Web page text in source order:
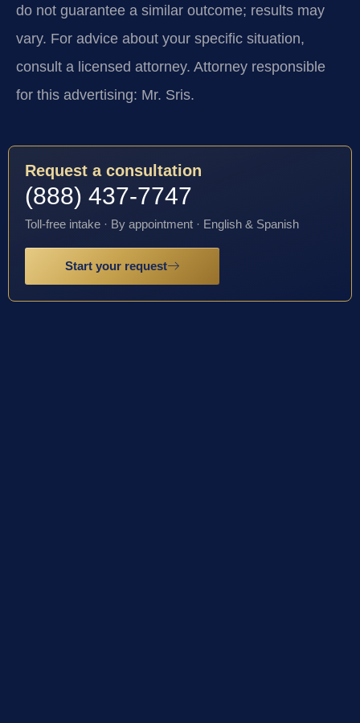
do not guarantee a similar outcome; results may
vary. For advice about your specific situation,
consult a licensed attorney. Attorney responsible
for this advertising: Mr. Sris.
Request a consultation
(888) 437-7747
Toll-free intake · By appointment · English & Spanish
Start your request